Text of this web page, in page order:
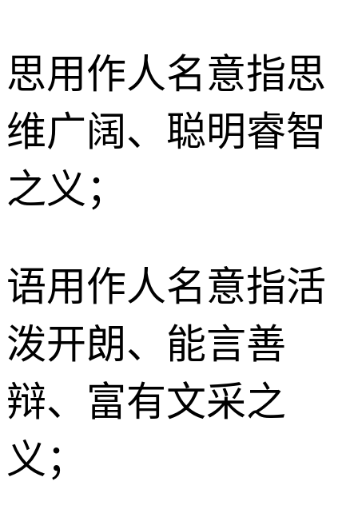
思用作人名意指思
维广阔、聪明睿智
之义；
语用作人名意指活
泼开朗、能言善
辩、富有文采之
义；